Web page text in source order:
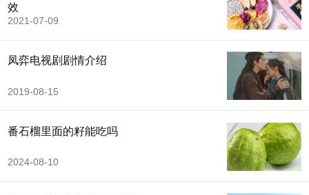
效
2021-07-09
凤弈电视剧剧情介绍
2019-08-15
番石榴里面的籽能吃吗
2024-08-10